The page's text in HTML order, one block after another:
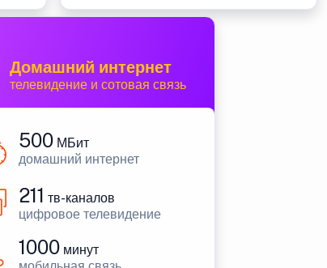
Домашний интернет
телевидение и сотовая связь
500 МБит
домашний интернет
211 тв-каналов
цифровое телевидение
1000 минут